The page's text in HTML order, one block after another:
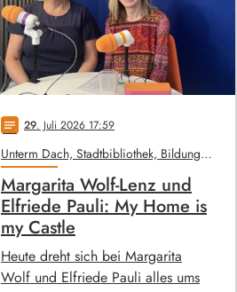
notes 29. Juli 2026 17:59
Unterm Dach, Stadtbibliothek, Bildungswerk
Margarita Wolf-Lenz und
Elfriede Pauli: My Home is
my Castle
Heute dreht sich bei Margarita
Wolf und Elfriede Pauli alles ums